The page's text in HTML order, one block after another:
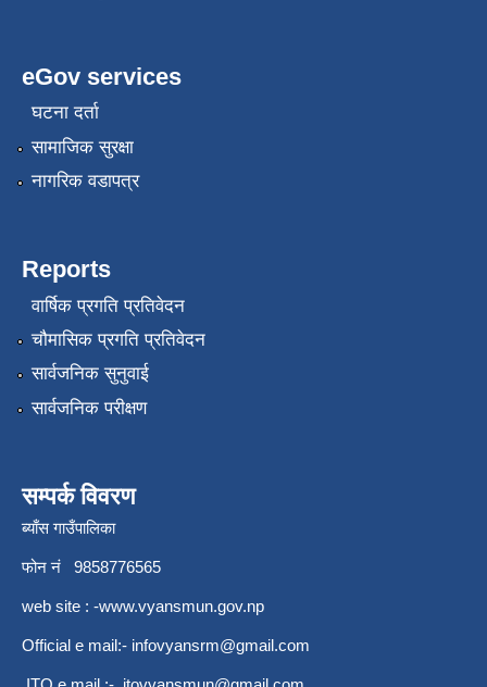
eGov services
घटना दर्ता
सामाजिक सुरक्षा
नागरिक वडापत्र
Reports
वार्षिक प्रगति प्रतिवेदन
चौमासिक प्रगति प्रतिवेदन
सार्वजनिक सुनुवाई
सार्वजनिक परीक्षण
सम्पर्क विवरण
ब्याँस गाउँपालिका
फोन नं 9858776565
web site : -www.vyansmun.gov.np
Official e mail:- infovyansrm@gmail.com